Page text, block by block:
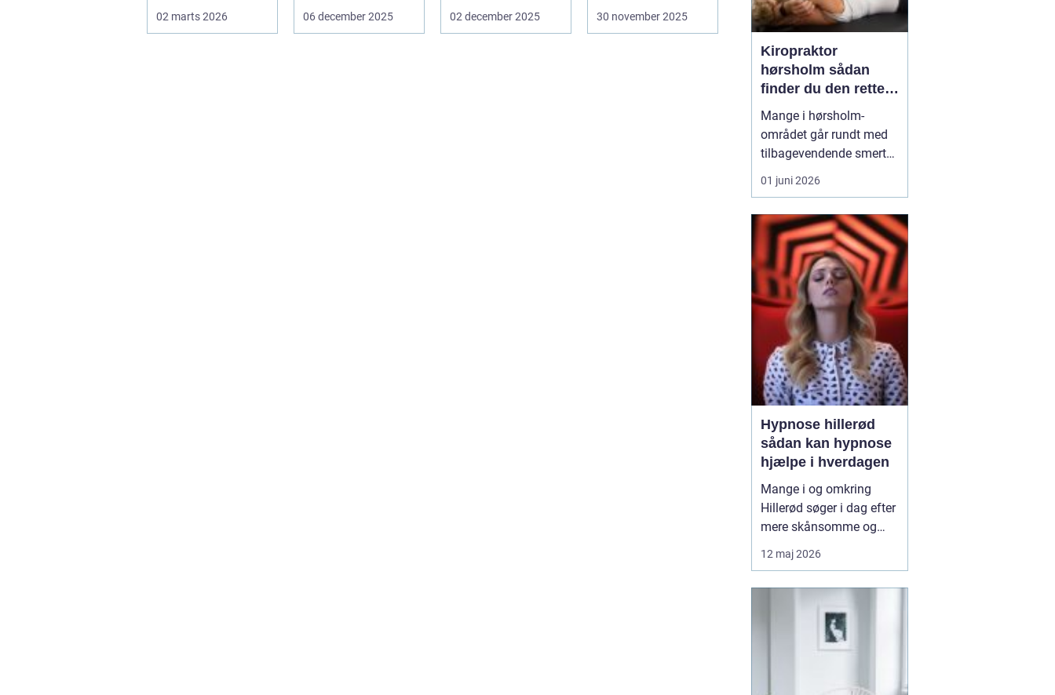
02 marts 2026
de fleste af o...
06 december 2025
man bør ov...
02 december 2025
sig om bø...
30 november 2025
Kiropraktor
hørsholm sådan
finder du den rette
behandling i
nordsjælland
Mange i hørsholm-
området går rundt med
tilbagevendende smerter
i ryg, nakke eller hoved
uden at få den rigtige
arbejder målrettet med
kroppens led og muskler
og kan ofte lindre
smerter, forbedre
bevægeligheden og
forebygge nye p...
01 juni 2026
Hypnose hillerød
sådan kan hypnose
hjælpe i hverdagen
Mange i og omkring
Hillerød søger i dag efter
mere skånsomme og
målrettede måder at få
det bedre på. Her skiller
kombinerer ro, fokus og
dyb mental foran...
12 maj 2026